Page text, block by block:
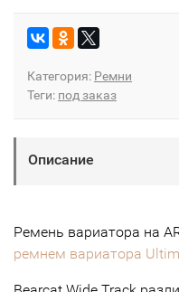
Категория: Ремни
Теги: под заказ
Описание
Ремень вариатора на
ремнем вариатора